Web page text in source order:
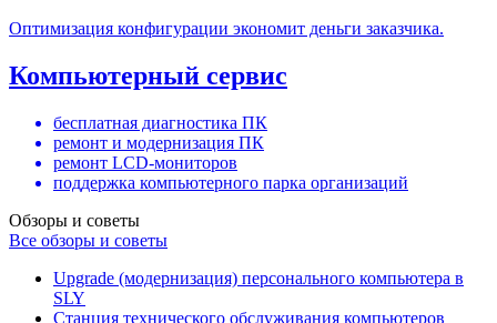
Оптимизация конфигурации экономит деньги заказчика.
Компьютерный сервис
бесплатная диагностика ПК
ремонт и модернизация ПК
ремонт LCD-мониторов
поддержка компьютерного парка организаций
Обзоры и советы
Все обзоры и советы
Upgrade (модернизация) персонального компьютера в
SLY
Станция технического обслуживания компьютеров